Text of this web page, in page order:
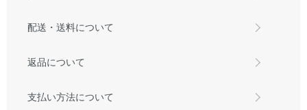
配送・送料について
返品について
支払い方法について